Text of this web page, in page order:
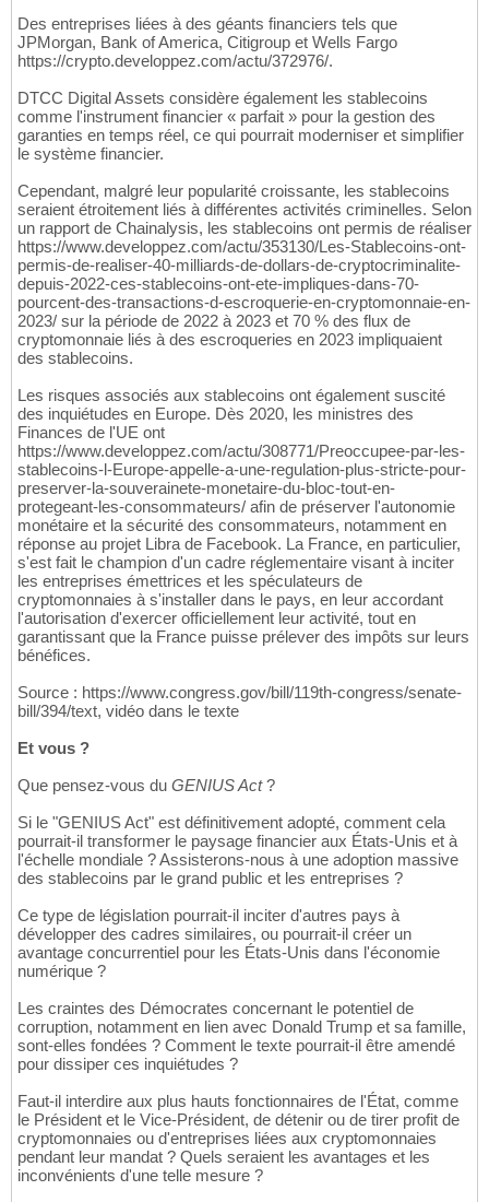
Des entreprises liées à des géants financiers tels que
JPMorgan, Bank of America, Citigroup et Wells Fargo
https://crypto.developpez.com/actu/372976/.
DTCC Digital Assets considère également les stablecoins
comme l'instrument financier « parfait » pour la gestion des
garanties en temps réel, ce qui pourrait moderniser et simplifier
le système financier.
Cependant, malgré leur popularité croissante, les stablecoins
seraient étroitement liés à différentes activités criminelles. Selon
un rapport de Chainalysis, les stablecoins ont permis de réaliser
https://www.developpez.com/actu/353130/Les-Stablecoins-ont-
permis-de-realiser-40-milliards-de-dollars-de-cryptocriminalite-
depuis-2022-ces-stablecoins-ont-ete-impliques-dans-70-
pourcent-des-transactions-d-escroquerie-en-cryptomonnaie-en-
2023/ sur la période de 2022 à 2023 et 70 % des flux de
cryptomonnaie liés à des escroqueries en 2023 impliquaient
des stablecoins.
Les risques associés aux stablecoins ont également suscité
des inquiétudes en Europe. Dès 2020, les ministres des
Finances de l'UE ont
https://www.developpez.com/actu/308771/Preoccupee-par-les-
stablecoins-l-Europe-appelle-a-une-regulation-plus-stricte-pour-
preserver-la-souverainete-monetaire-du-bloc-tout-en-
protegeant-les-consommateurs/ afin de préserver l'autonomie
monétaire et la sécurité des consommateurs, notamment en
réponse au projet Libra de Facebook. La France, en particulier,
s'est fait le champion d'un cadre réglementaire visant à inciter
les entreprises émettrices et les spéculateurs de
cryptomonnaies à s'installer dans le pays, en leur accordant
l'autorisation d'exercer officiellement leur activité, tout en
garantissant que la France puisse prélever des impôts sur leurs
bénéfices.
Source : https://www.congress.gov/bill/119th-congress/senate-
bill/394/text, vidéo dans le texte
Et vous ?
Que pensez-vous du GENIUS Act?
Si le "GENIUS Act" est définitivement adopté, comment cela
pourrait-il transformer le paysage financier aux États-Unis et à
l'échelle mondiale ? Assisterons-nous à une adoption massive
des stablecoins par le grand public et les entreprises ?
Ce type de législation pourrait-il inciter d'autres pays à
développer des cadres similaires, ou pourrait-il créer un
avantage concurrentiel pour les États-Unis dans l'économie
numérique ?
Les craintes des Démocrates concernant le potentiel de
corruption, notamment en lien avec Donald Trump et sa famille,
sont-elles fondées ? Comment le texte pourrait-il être amendé
pour dissiper ces inquiétudes ?
Faut-il interdire aux plus hauts fonctionnaires de l'État, comme
le Président et le Vice-Président, de détenir ou de tirer profit de
cryptomonnaies ou d'entreprises liées aux cryptomonnaies
pendant leur mandat ? Quels seraient les avantages et les
inconvénients d'une telle mesure ?